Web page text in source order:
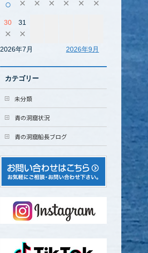
○ × × × × × ×
30
×
31
×
2026年7月 2026年9月
カテゴリー
未分類
青の洞窟状況
青の洞窟船長ブログ